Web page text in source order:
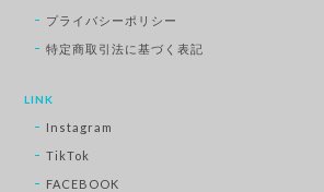
プライバシーポリシー
特定商取引法に基づく表記
LINK
Instagram
TikTok
FACEBOOK